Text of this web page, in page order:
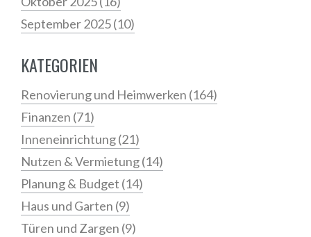
September 2025(10)
KATEGORIEN
Renovierung und Heimwerken (164)
Finanzen (71)
Inneneinrichtung(21)
Nutzen & Vermietung(14)
Planung & Budget (14)
Haus und Garten (9)
Türen und Zargen (9)